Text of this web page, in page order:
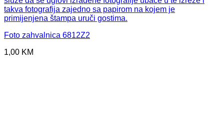
Foto zahvalnica 6812Z2
1,00 KM